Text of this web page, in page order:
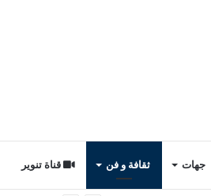
جهات ثقافة و فن قناة تنوير